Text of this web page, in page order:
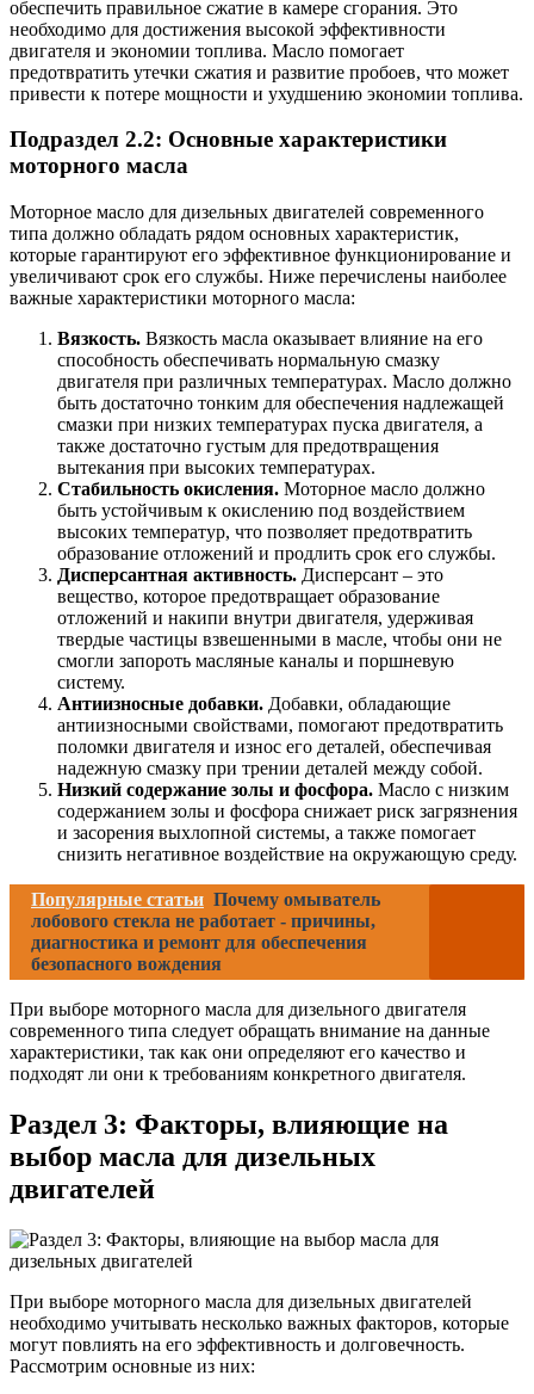
обеспечить правильное сжатие в камере сгорания. Это
необходимо для достижения высокой эффективности
двигателя и экономии топлива. Масло помогает
предотвратить утечки сжатия и развитие пробоев, что может
привести к потере мощности и ухудшению экономии топлива.
Подраздел 2.2: Основные характеристики
моторного масла
Mоторное масло для дизельных двигателей современного
типа должно обладать рядом основных характеристик,
которые гарантируют его эффективное функционирование и
увеличивают срок его службы. Ниже перечислены наиболее
важные характеристики моторного масла:
Вязкость. Вязкость масла оказывает влияние на его
способность обеспечивать нормальную смазку
двигателя при различных температурах. Масло должно
быть достаточно тонким для обеспечения надлежащей
смазки при низких температурах пуска двигателя, а
также достаточно густым для предотвращения
вытекания при высоких температурах.
Стабильность окисления. Моторное масло должно
быть устойчивым к окислению под воздействием
высоких температур, что позволяет предотвратить
образование отложений и продлить срок его службы.
Дисперсантная активность. Дисперсант – это
вещество, которое предотвращает образование
отложений и накипи внутри двигателя, удерживая
твердые частицы взвешенными в масле, чтобы они не
смогли запороть масляные каналы и поршневую
систему.
Антиизносные добавки. Добавки, обладающие
антиизносными свойствами, помогают предотвратить
поломки двигателя и износ его деталей, обеспечивая
надежную смазку при трении деталей между собой.
Низкий содержание золы и фосфора. Масло с низким
содержанием золы и фосфора снижает риск загрязнения
и засорения выхлопной системы, а также помогает
снизить негативное воздействие на окружающую среду.
Популярные статьи Почему омыватель
лобового стекла не работает - причины,
диагностика и ремонт для обеспечения
безопасного вождения
При выборе моторного масла для дизельного двигателя
современного типа следует обращать внимание на данные
характеристики, так как они определяют его качество и
подходят ли они к требованиям конкретного двигателя.
Раздел 3: Факторы, влияющие на
выбор масла для дизельных
двигателей
При выборе моторного масла для дизельных двигателей
необходимо учитывать несколько важных факторов, которые
могут повлиять на его эффективность и долговечность.
Рассмотрим основные из них: